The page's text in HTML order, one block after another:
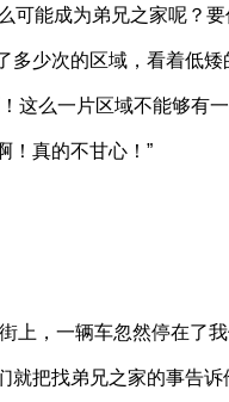
可能成为弟兄之家呢？
多少次的区域，看着低矮
这么一片区域不能够有
！真的不甘心！”
上，一辆车忽然停在了
就把找弟兄之家的事告诉